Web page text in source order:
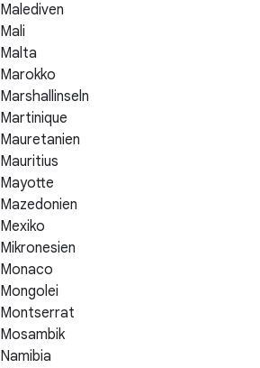
Malediven
Mali
Malta
Marokko
Marshallinseln
Martinique
Mauretanien
Mauritius
Mayotte
Mazedonien
Mexiko
Mikronesien
Monaco
Mongolei
Montserrat
Mosambik
Namibia